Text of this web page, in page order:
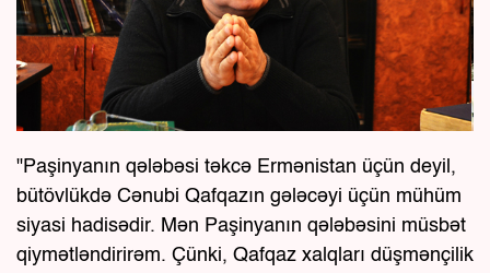
"Paşinyanın qələbəsi təkcə Ermənistan üçün deyil,
bütövlükdə Cənubi Qafqazın gələcəyi üçün mühüm
siyasi hadisədir. Mən Paşinyanın qələbəsini müsbət
qiymətləndirirəm. Çünki, Qafqaz xalqları düşmənçilik